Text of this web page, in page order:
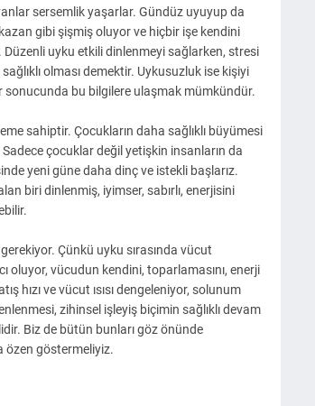
sersemlik yaşarlar. Gündüz uyuyup da
gibi şişmiş oluyor ve hiçbir işe kendini
uyku etkili dinlenmeyi sağlarken, stresi
olması demektir. Uykusuzluk ise kişiyi
sonucunda bu bilgilere ulaşmak mümkündür.
sahiptir. Çocukların daha sağlıklı büyümesi
çocuklar değil yetişkin insanların da
yeni güne daha dinç ve istekli başlarız.
biri dinlenmiş, iyimser, sabırlı, enerjisini
Çünkü uyku sırasında vücut
oluyor, vücudun kendini, toparlamasını, enerji
hızı ve vücut ısısı dengeleniyor, solunum
zihinsel işleyiş biçimin sağlıklı devam
Biz de bütün bunları göz önünde
özen göstermeliyiz.